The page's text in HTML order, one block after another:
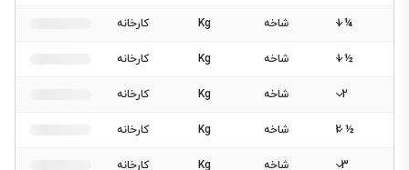
¼ 1 شاخه Kg کارخانه
½ 1 شاخه Kg کارخانه
2 شاخه Kg کارخانه
½ 2 شاخه Kg کارخانه
3 شاخه Kg کارخانه